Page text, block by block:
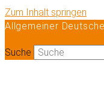
Zum Inhalt springen
Allgemeiner
Suche